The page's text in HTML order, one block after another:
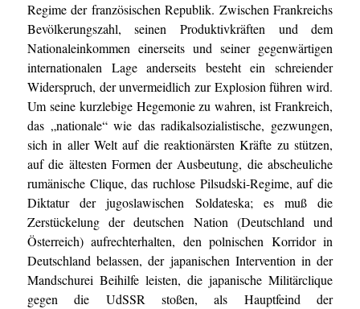
Regime der französischen Republik. Zwischen Frankreichs
Bevölkerungszahl, seinen Produktivkräften und dem
Nationaleinkommen einerseits und seiner gegenwärtigen
internationalen Lage anderseits besteht ein schreiender
Widerspruch, der unvermeidlich zur Explosion führen wird.
Um seine kurzlebige Hegemonie zu wahren, ist Frankreich,
das „nationale“ wie das radikalsozialistische, gezwungen,
sich in aller Welt auf die reaktionärsten Kräfte zu stützen,
auf die ältesten Formen der Ausbeutung, die abscheuliche
rumänische Clique, das ruchlose Pilsudski-Regime, auf die
Diktatur der jugoslawischen Soldateska; es muß die
Zerstückelung der deutschen Nation (Deutschland und
Österreich) aufrechterhalten, den polnischen Korridor in
Deutschland belassen, der japanischen Intervention in der
Mandschurei Beihilfe leisten, die japanische Militärclique
gegen die UdSSR stoßen, als Hauptfeind der